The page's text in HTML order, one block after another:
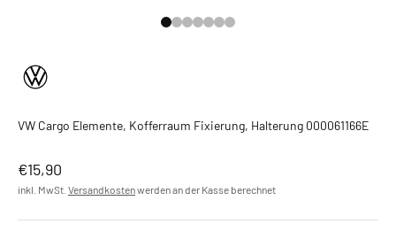
Gehe zu Element 1
Gehe zu Element 2
Gehe zu Element 3
Gehe zu Element 4
Gehe zu Element 5
Gehe zu Element 6
Gehe zu Element 7
VW Cargo Elemente, Kofferraum Fixierung, Halterung 000061166E
Angebot
€15,90
inkl. MwSt. Versandkostenwerden an der Kasse berechnet